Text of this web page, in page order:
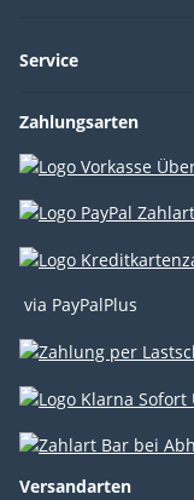
Service
Zahlungsarten
via PayPalPlus
Versandarten